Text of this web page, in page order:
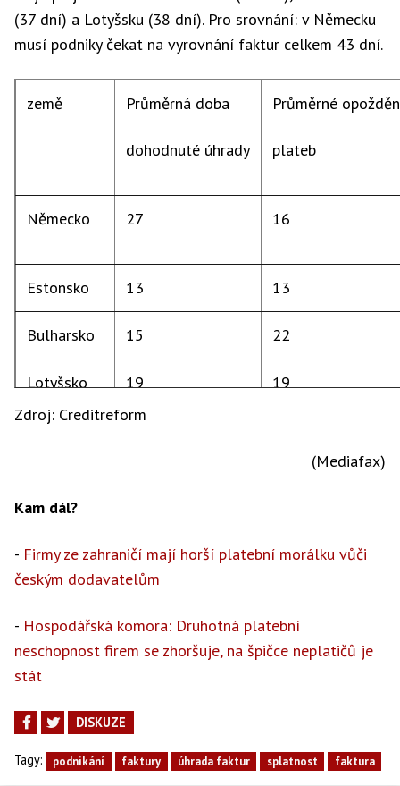
(37 dní) a Lotyšsku (38 dní). Pro srovnání: v Německu
musí podniky čekat na vyrovnání faktur celkem 43 dní.
země Průměrná doba
dohodnuté úhrady
Průměrné
plateb
Německo 27 16
Estonsko 13 13
Bulharsko 15 22
Lotyšsko 19 19
Litva
Ukrajina 20
Slovinsko 60 23
Chorvatsko
Maďarsko 60
Rumunsko 45 45
Zdroj: Creditreform
(Mediafax)
Kam dál?
- Firmy ze zahraničí mají horší platební morálku vůči
českým dodavatelům
- Hospodářská komora: Druhotná platební
neschopnost firem se zhoršuje, na špičce neplatičů je
stát
DISKUZE
Tagy: podnikání faktury úhrada faktur splatnost faktura